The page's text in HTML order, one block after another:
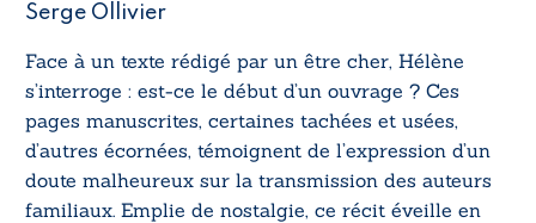
Serge Ollivier
Face à un texte rédigé par un être cher, Hélène
s’interroge : est-ce le début d’un ouvrage ? Ces
pages manuscrites, certaines tachées et usées,
d’autres écornées, témoignent de l’expression d’un
doute malheureux sur la transmission des auteurs
familiaux. Emplie de nostalgie, ce récit éveille en